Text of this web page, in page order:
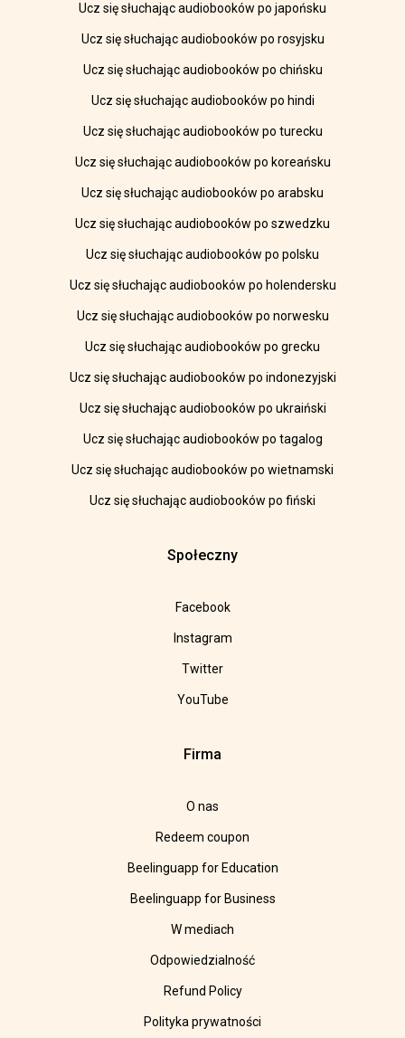
Ucz się słuchając audiobooków po japońsku
Ucz się słuchając audiobooków po rosyjsku
Ucz się słuchając audiobooków po chińsku
Ucz się słuchając audiobooków po hindi
Ucz się słuchając audiobooków po turecku
Ucz się słuchając audiobooków po koreańsku
Ucz się słuchając audiobooków po arabsku
Ucz się słuchając audiobooków po szwedzku
Ucz się słuchając audiobooków po polsku
Ucz się słuchając audiobooków po holendersku
Ucz się słuchając audiobooków po norwesku
Ucz się słuchając audiobooków po grecku
Ucz się słuchając audiobooków po indonezyjski
Ucz się słuchając audiobooków po ukraiński
Ucz się słuchając audiobooków po tagalog
Ucz się słuchając audiobooków po wietnamski
Ucz się słuchając audiobooków po fiński
Społeczny
Facebook
Instagram
Twitter
YouTube
Firma
O nas
Redeem coupon
Beelinguapp for Education
Beelinguapp for Business
W mediach
Odpowiedzialność
Refund Policy
Polityka prywatności